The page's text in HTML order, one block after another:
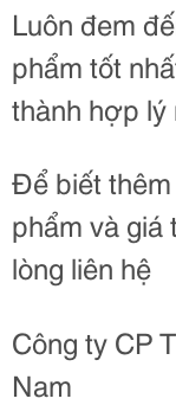
Luôn đem
phẩm tốt
thành hợp lý
Để biết
phẩm và giá
lòng liên hệ
Công ty CP
Nam